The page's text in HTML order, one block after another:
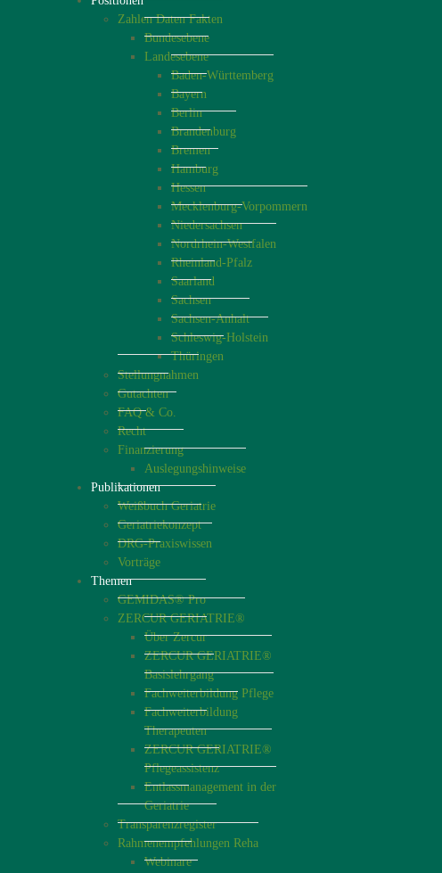
Zahlen Daten Fakten
Bundesebene
Landesebene
Baden-Württemberg
Bayern
Berlin
Brandenburg
Bremen
Hamburg
Hessen
Mecklenburg-Vorpommern
Niedersachsen
Nordrhein-Westfalen
Rheinland-Pfalz
Saarland
Sachsen
Sachsen-Anhalt
Schleswig-Holstein
Thüringen
Stellungnahmen
Gutachten
FAQ & Co.
Recht
Finanzierung
Auslegungshinweise
Publikationen
Weißbuch Geriatrie
Geriatriekonzept
DRG-Praxiswissen
Vorträge
Themen
GEMIDAS® Pro
ZERCUR GERIATRIE®
Über Zercur
ZERCUR GERIATRIE®
Basislehrgang
Fachweiterbildung Pflege
Fachweiterbildung
Therapeuten
ZERCUR GERIATRIE®
Pflegeassistenz
Entlassmanagement in der
Geriatrie
Transparenzregister
Rahmenempfehlungen Reha
Webinare